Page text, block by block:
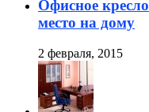
Офисное
место на дому
2 февраля, 2015